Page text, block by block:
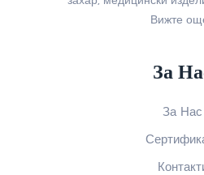
Вижте
За
За Нас